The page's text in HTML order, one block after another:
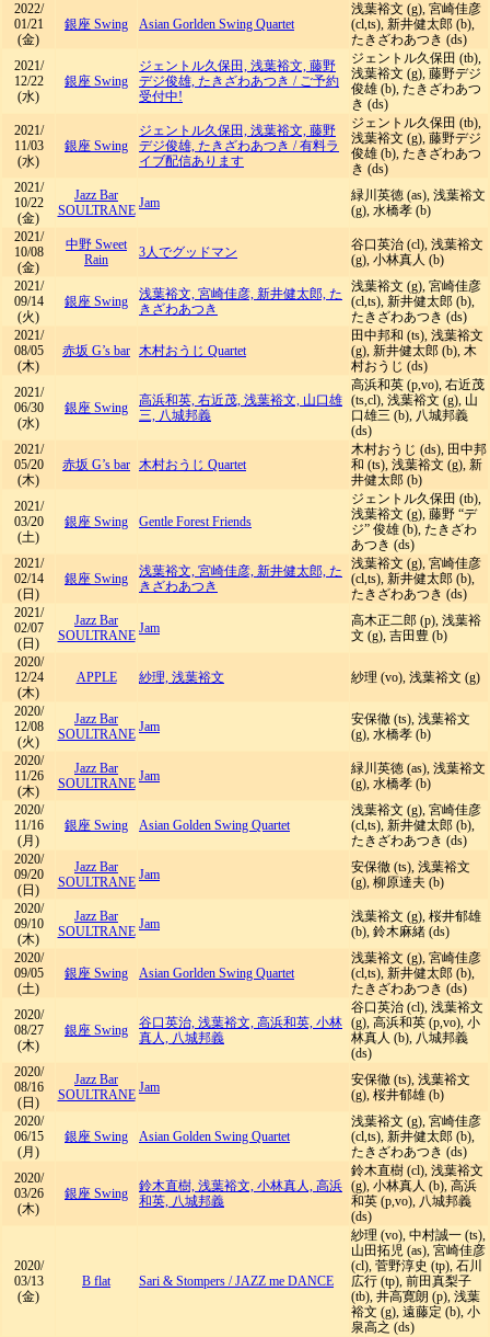
2022/
01/21
(金)
銀座 Swing Asian Gorlden Swing Quartet
浅葉裕文 (g), 宮崎佳彦
(cl,ts), 新井健太郎 (b),
たきざわあつき (ds)
2021/
12/22
(水)
銀座 Swing
ジェントル久保田, 浅葉裕文, 藤野
デジ俊雄, たきざわあつき / ご予約
受付中!
ジェントル久保田 (tb),
浅葉裕文 (g), 藤野デジ
俊雄 (b), たきざわあつ
き (ds)
2021/
11/03
(水)
銀座 Swing
ジェントル久保田, 浅葉裕文, 藤野
デジ俊雄, たきざわあつき /有料ラ
イブ配信あります
ジェントル久保田 (tb),
浅葉裕文 (g), 藤野デジ
俊雄 (b), たきざわあつ
き (ds)
2021/
10/22
(金)
Jazz Bar
SOULTRANE Jam
緑川英徳 (as), 浅葉裕文
(g), 水橋孝 (b)
2021/
10/08
(金)
中野 Sweet
Rain
3人でグッドマン
谷口英治 (cl), 浅葉裕文
(g), 小林真人 (b)
2021/
09/14
(火)
銀座 Swing
浅葉裕文, 宮崎佳彦, 新井健太郎, た
きざわあつき
浅葉裕文 (g), 宮崎佳彦
(cl,ts), 新井健太郎 (b),
たきざわあつき (ds)
2021/
08/05
(木)
赤坂 G’s bar 木村おうじ Quartet
田中邦和 (ts), 浅葉裕文
(g), 新井健太郎 (b), 木
村おうじ (ds)
2021/
06/30
(水)
銀座 Swing
高浜和英, 右近茂, 浅葉裕文, 山口雄
三, 八城邦義
高浜和英 (p,vo), 右近茂
(ts,cl), 浅葉裕文 (g), 山
口雄三 (b), 八城邦義
(ds)
2021/
05/20
(木)
赤坂 G’s bar 木村おうじ Quartet
木村おうじ (ds), 田中邦
和 (ts), 浅葉裕文 (g), 新
井健太郎 (b)
2021/
03/20
(土)
銀座 Swing Gentle Forest Friends
ジェントル久保田 (tb),
浅葉裕文 (g), 藤野 “デ
ジ” 俊雄 (b), たきざわ
あつき (ds)
2021/
02/14
(日)
銀座 Swing
浅葉裕文, 宮崎佳彦, 新井健太郎, た
きざわあつき
浅葉裕文 (g), 宮崎佳彦
(cl,ts), 新井健太郎 (b),
たきざわあつき (ds)
2021/
02/07
(日)
Jazz Bar
SOULTRANE Jam
高木正二郎 (p), 浅葉裕
文 (g), 吉田豊 (b)
2020/
12/24
(木)
APPLE 紗理, 浅葉裕文 紗理 (vo), 浅葉裕文 (g)
2020/
12/08
(火)
Jazz Bar
SOULTRANE Jam
安保徹 (ts), 浅葉裕文
(g), 水橋孝 (b)
2020/
11/26
(木)
Jazz Bar
SOULTRANE Jam
緑川英徳 (as), 浅葉裕文
(g), 水橋孝 (b)
2020/
11/16
(月)
銀座 Swing Asian Golden Swing Quartet
浅葉裕文 (g), 宮崎佳彦
(cl,ts), 新井健太郎 (b),
たきざわあつき (ds)
2020/
09/20
(日)
Jazz Bar
SOULTRANE Jam
安保徹 (ts), 浅葉裕文
(g), 柳原達夫 (b)
2020/
09/10
(木)
Jazz Bar
SOULTRANE Jam
浅葉裕文 (g), 桜井郁雄
(b), 鈴木麻緒 (ds)
2020/
09/05
(土)
銀座 Swing Asian Gorlden Swing Quartet
浅葉裕文 (g), 宮崎佳彦
(cl,ts), 新井健太郎 (b),
たきざわあつき (ds)
2020/
08/27
(木)
銀座 Swing
谷口英治, 浅葉裕文, 高浜和英, 小林
真人, 八城邦義
谷口英治 (cl), 浅葉裕文
(g), 高浜和英 (p,vo), 小
林真人 (b), 八城邦義
(ds)
2020/
08/16
(日)
Jazz Bar
SOULTRANE Jam
安保徹 (ts), 浅葉裕文
(g), 桜井郁雄 (b)
2020/
06/15
(月)
銀座 Swing Asian Golden Swing Quartet
浅葉裕文 (g), 宮崎佳彦
(cl,ts), 新井健太郎 (b),
たきざわあつき (ds)
2020/
03/26
(木)
銀座 Swing
鈴木直樹, 浅葉裕文, 小林真人, 高浜
和英, 八城邦義
鈴木直樹 (cl), 浅葉裕文
(g), 小林真人 (b), 高浜
和英 (p,vo), 八城邦義
(ds)
2020/
03/13
(金)
B flat Sari & Stompers /JAZZ me DANCE
紗理 (vo), 中村誠一 (ts),
山田拓児 (as), 宮崎佳彦
(cl), 菅野淳史 (tp), 石川
広行 (tp), 前田真梨子
(tb), 井高寛朗 (p), 浅葉
裕文 (g), 遠藤定 (b), 小
泉高之 (ds)